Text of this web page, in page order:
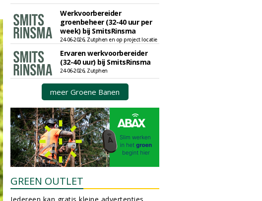
Werkvoorbereider
groenbeheer (32-40 uur per
week) bij SmitsRinsma
24-06-2026, Zutphen en op project locatie
Ervaren werkvoorbereider
(32-40 uur) bij SmitsRinsma
24-06-2026, Zutphen
meer Groene Banen
GREEN OUTLET